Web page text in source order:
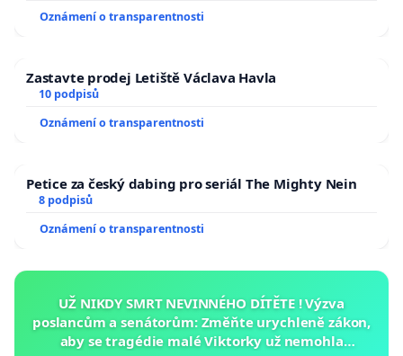
Oznámení o transparentnosti
Zastavte prodej Letiště Václava Havla
10 podpisů
Oznámení o transparentnosti
Petice za český dabing pro seriál The Mighty Nein
8 podpisů
Oznámení o transparentnosti
UŽ NIKDY SMRT NEVINNÉHO DÍTĚTE ! Výzva
poslancům a senátorům: Změňte urychleně zákon,
aby se tragédie malé Viktorky už nemohla